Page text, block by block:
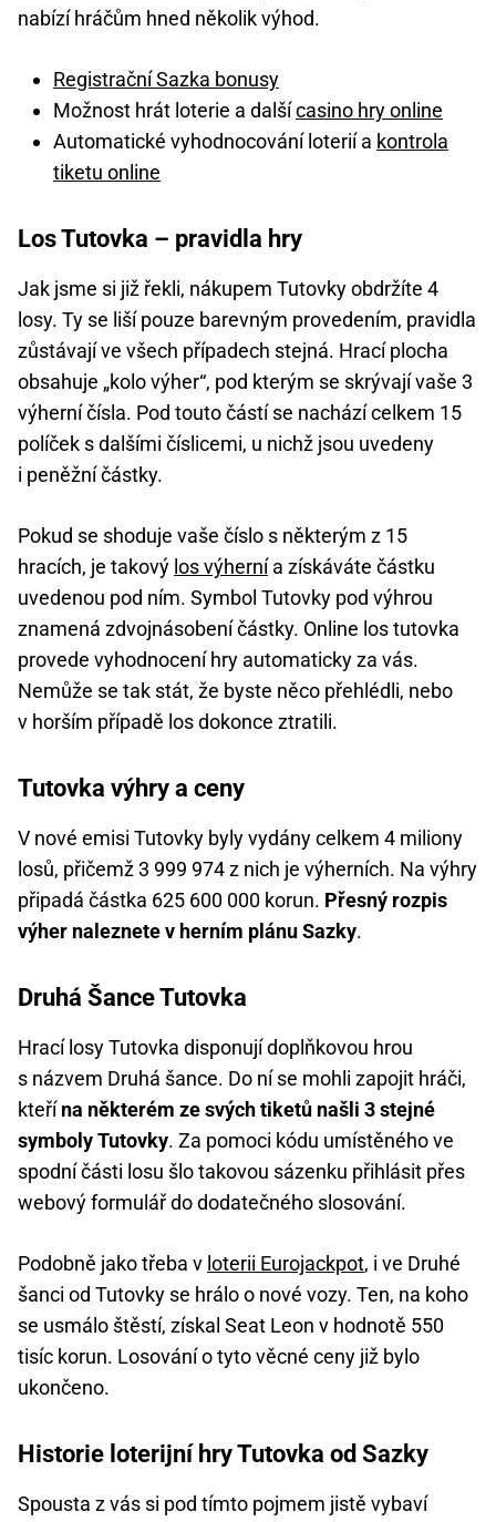
nabízí hráčům hned několik výhod.
Registrační Sazka bonusy
Možnost hrát loterie a dalšícasino hry online
Automatické vyhodnocování loterií a kontrola
tiketu online
Los Tutovka – pravidla hry
Jak jsme si již řekli, nákupem Tutovky obdržíte 4
losy. Ty se liší pouze barevným provedením, pravidla
zůstávají ve všech případech stejná. Hrací plocha
obsahuje „kolo výher“, pod kterým se skrývají vaše 3
výherní čísla. Pod touto částí se nachází celkem 15
políček s dalšími číslicemi, u nichž jsou uvedeny
i peněžní částky.
Pokud se shoduje vaše číslo s některým z 15
hracích, je takový los výhernía získáváte částku
uvedenou pod ním. Symbol Tutovky pod výhrou
znamená zdvojnásobení částky. Online los tutovka
provede vyhodnocení hry automaticky za vás.
Nemůže se tak stát, že byste něco přehlédli, nebo
v horším případě los dokonce ztratili.
Tutovka výhry a ceny
V nové emisi Tutovky byly vydány celkem 4 miliony
losů, přičemž 3 999 974 z nich je výherních. Na výhry
připadá částka 625 600 000 korun. Přesný rozpis
výher naleznete v herním plánu Sazky.
Druhá Šance Tutovka
Hrací losy Tutovka disponují doplňkovou hrou
s názvem Druhá šance. Do ní se mohli zapojit hráči,
kteřína některém ze svých tiketů našli 3 stejné
symboly Tutovky. Za pomoci kódu umístěného ve
spodní části losu šlo takovou sázenku přihlásit přes
webový formulář do dodatečného slosování.
Podobně jako třeba v loterii Eurojackpot, i ve Druhé
šanci od Tutovky se hrálo o nové vozy. Ten, na koho
se usmálo štěstí, získal Seat Leon v hodnotě 550
tisíc korun. Losování o tyto věcné ceny již bylo
ukončeno.
Historie loterijní hry Tutovka od Sazky
Spousta z vás si pod tímto pojmem jistě vybaví